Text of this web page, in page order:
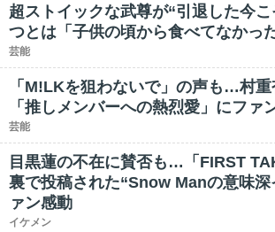
超ストイックな武尊が“引退した今
つとは「子供の頃から食べてなかっ
芸能
「M!LKを狙わないで」の声も…村
「推しメンバーへの熱烈愛」にファ
芸能
目黒蓮の不在に賛否も…「FIRST
裏で投稿された“Snow Manの意味深
ァン感動
イケメン